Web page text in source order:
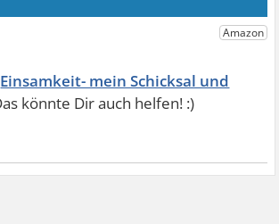
Einsamkeit- mein Schicksal und